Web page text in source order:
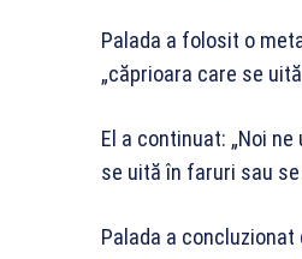
Palada a folosit o
„căprioara care se
El a continuat: „Noi
se uită în faruri sau
Palada a